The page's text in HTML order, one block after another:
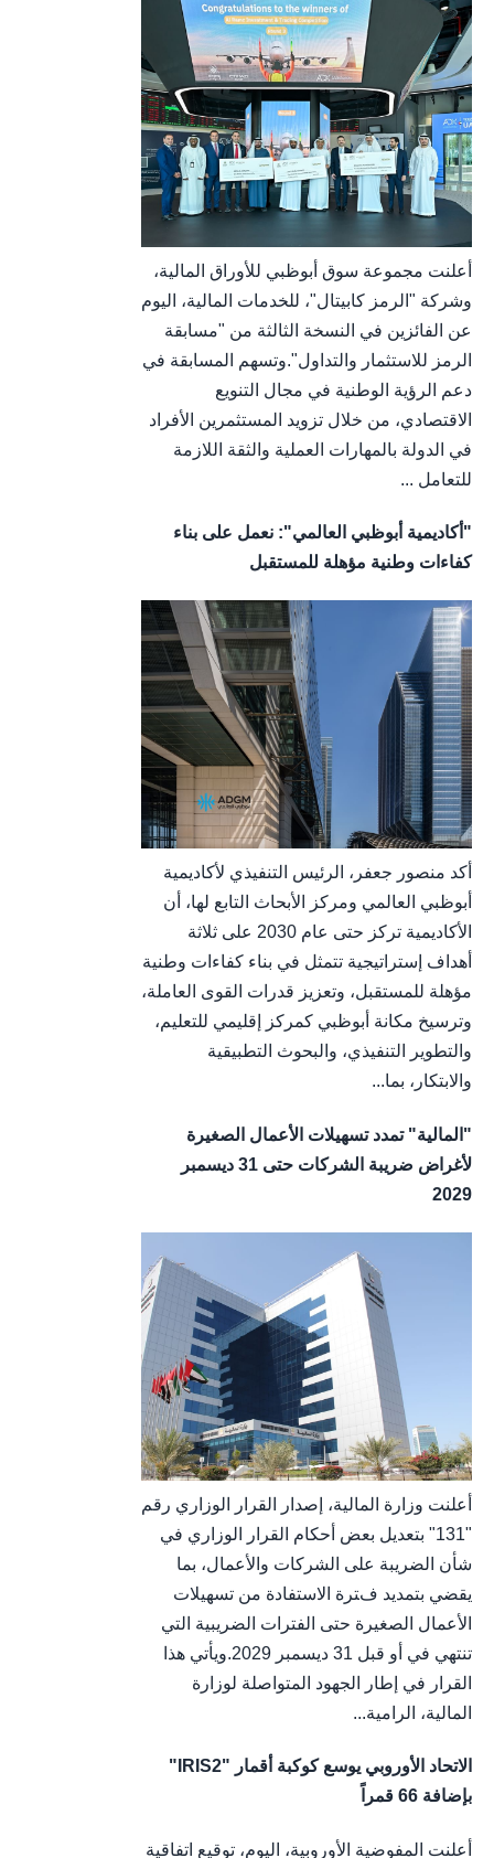
أعلنت مجموعة سوق أبوظبي للأوراق المالية،
وشركة "الرمز كابيتال"، للخدمات المالية، اليوم
عن الفائزين في النسخة الثالثة من "مسابقة
الرمز للاستثمار والتداول".وتسهم المسابقة في
دعم الرؤية الوطنية في مجال التنويع
الاقتصادي، من خلال تزويد المستثمرين الأفراد
في الدولة بالمهارات العملية والثقة اللازمة
للتعامل ...
"أكاديمية أبوظبي العالمي": نعمل على بناء
كفاءات وطنية مؤهلة للمستقبل
أكد منصور جعفر، الرئيس التنفيذي لأكاديمية
أبوظبي العالمي ومركز الأبحاث التابع لها، أن
الأكاديمية تركز حتى عام 2030 على ثلاثة
أهداف إستراتيجية تتمثل في بناء كفاءات وطنية
مؤهلة للمستقبل، وتعزيز قدرات القوى العاملة،
وترسيخ مكانة أبوظبي كمركز إقليمي للتعليم،
والتطوير التنفيذي، والبحوث التطبيقية
والابتكار، بما...
"المالية" تمدد تسهيلات الأعمال الصغيرة
لأغراض ضريبة الشركات حتى 31 ديسمبر
2029
أعلنت وزارة المالية، إصدار القرار الوزاري رقم
"131" بتعديل بعض أحكام القرار الوزاري في
شأن الضريبة على الشركات والأعمال، بما
يقضي بتمديد فترة الاستفادة من تسهيلات
الأعمال الصغيرة حتى الفترات الضريبية التي
تنتهي في أو قبل 31 ديسمبر 2029.ويأتي هذا
القرار في إطار الجهود المتواصلة لوزارة
المالية، الرامية...
الاتحاد الأوروبي يوسع كوكبة أقمار "IRIS2"
بإضافة 66 قمراً
أعلنت المفوضية الأوروبية، اليوم، توقيع اتفاقية